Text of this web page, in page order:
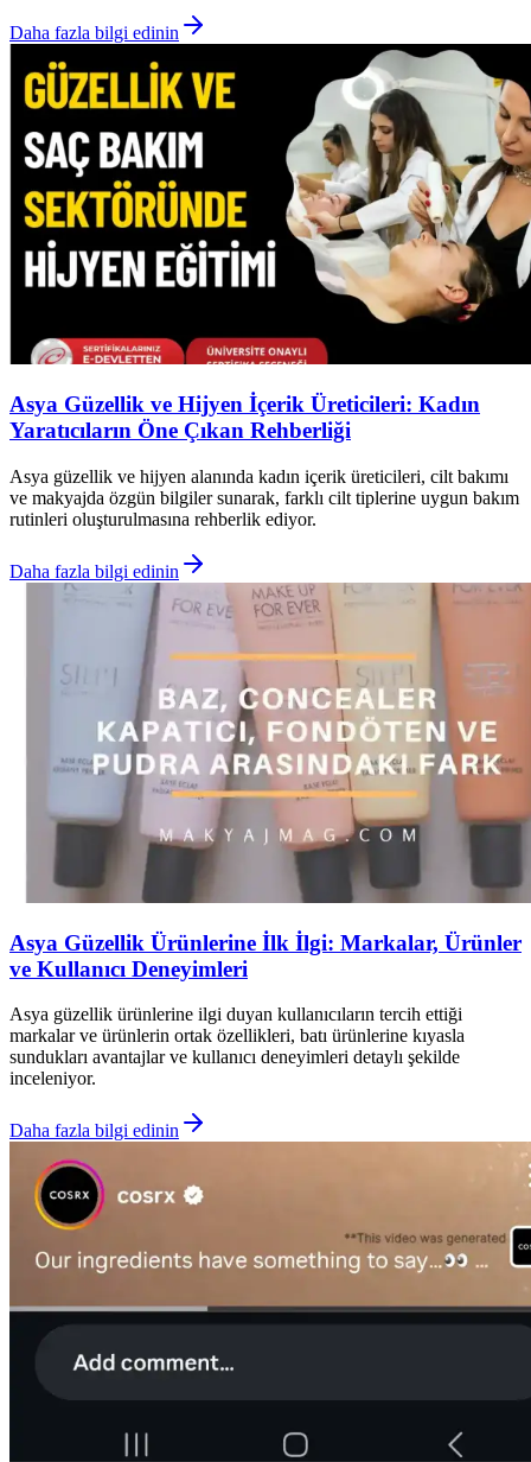
Daha fazla bilgi edinin
Asya Güzellik ve Hijyen İçerik Üreticileri: Kadın
Yaratıcıların Öne Çıkan Rehberliği
Asya güzellik ve hijyen alanında kadın içerik üreticileri, cilt bakımı
ve makyajda özgün bilgiler sunarak, farklı cilt tiplerine uygun bakım
rutinleri oluşturulmasına rehberlik ediyor.
Daha fazla bilgi edinin
Asya Güzellik Ürünlerine İlk İlgi: Markalar, Ürünler
ve Kullanıcı Deneyimleri
Asya güzellik ürünlerine ilgi duyan kullanıcıların tercih ettiği
markalar ve ürünlerin ortak özellikleri, batı ürünlerine kıyasla
sundukları avantajlar ve kullanıcı deneyimleri detaylı şekilde
inceleniyor.
Daha fazla bilgi edinin